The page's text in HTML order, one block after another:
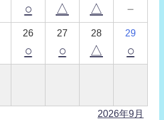
○ △ △ －
26
○
27
○
28
△
29
○
2026年9月